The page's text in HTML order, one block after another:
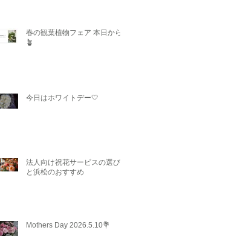
春の観葉植物フェア 本日から
🪴
今日はホワイトデー🤍
法人向け祝花サービスの選び方
と浜松のおすすめ
Mothers Day 2026.5.10💐